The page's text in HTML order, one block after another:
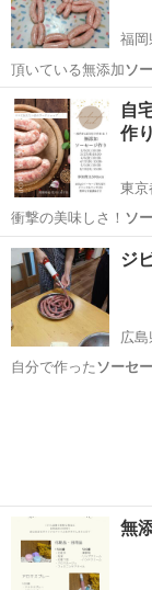
福岡
頂いている無添加ソ
を開催してい… ラル
人も大好きなソーセ
ジ500ｇ付き）...
福岡 糟屋郡
自
作り
東京
衝撃の美味しさ！ ソ
料 知って… ますか?
ージ
東京 荒川区
ジ
広
自分で作った ソーセ
無